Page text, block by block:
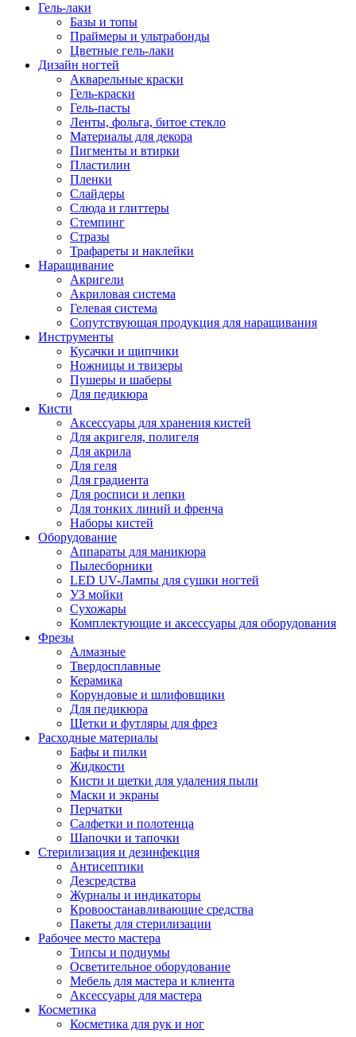
Гель-лаки
Базы и топы
Праймеры и ультрабонды
Цветные гель-лаки
Дизайн ногтей
Акварельные краски
Гель-краски
Гель-пасты
Ленты, фольга, битое стекло
Материалы для декора
Пигменты и втирки
Пластилин
Пленки
Слайдеры
Слюда и глиттеры
Стемпинг
Стразы
Трафареты и наклейки
Наращивание
Акригели
Акриловая система
Гелевая система
Сопутствующая продукция для наращивания
Инструменты
Кусачки и щипчики
Ножницы и твизеры
Пушеры и шаберы
Для педикюра
Кисти
Аксессуары для хранения кистей
Для акригеля, полигеля
Для акрила
Для геля
Для градиента
Для росписи и лепки
Для тонких линий и френча
Наборы кистей
Оборудование
Аппараты для маникюра
Пылесборники
LED UV-Лампы для сушки ногтей
УЗ мойки
Сухожары
Комплектующие и аксессуары для оборудования
Фрезы
Алмазные
Твердосплавные
Керамика
Корундовые и шлифовщики
Для педикюра
Щетки и футляры для фрез
Расходные материалы
Бафы и пилки
Жидкости
Кисти и щетки для удаления пыли
Маски и экраны
Перчатки
Салфетки и полотенца
Шапочки и тапочки
Стерилизация и дезинфекция
Антисептики
Дезсредства
Журналы и индикаторы
Кровоостанавливающие средства
Пакеты для стерилизации
Рабочее место мастера
Типсы и подиумы
Осветительное оборудование
Мебель для мастера и клиента
Аксессуары для мастера
Косметика
Косметика для рук и ног